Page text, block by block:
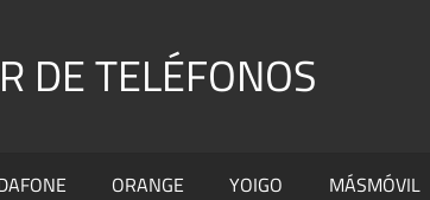
DE TELÉFONOS
ORANGE YOIGO MÁSMÓVIL